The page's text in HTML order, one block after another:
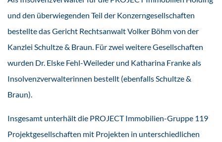
und den überwiegenden Teil der Konzerngesellschaften
bestellte das Gericht Rechtsanwalt Volker Böhm von der
Kanzlei Schultze & Braun. Für zwei weitere Gesellschaften
wurden Dr. Elske Fehl-Weileder und Katharina Franke als
Insolvenzverwalterinnen bestellt (ebenfalls Schultze &
Braun).
Insgesamt unterhält die PROJECT Immobilien-Gruppe 119
Projektgesellschaften mit Projekten in unterschiedlichen